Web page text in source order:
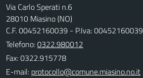
Via Carlo Sperati n.6
28010 Miasino (NO)
C.F. 00452160039 - P.Iva: 00452160039
Telefono:0322.980012
Fax: 0322.915778
E-mail: